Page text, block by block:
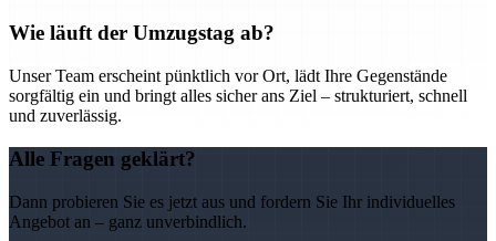
Wie läuft der Umzugstag ab?
Unser Team erscheint pünktlich vor Ort, lädt Ihre Gegenstände
sorgfältig ein und bringt alles sicher ans Ziel – strukturiert, schnell
und zuverlässig.
Alle Fragen geklärt?
Dann probieren Sie es jetzt aus und fordern Sie Ihr individuelles
Angebot an – ganz unverbindlich.